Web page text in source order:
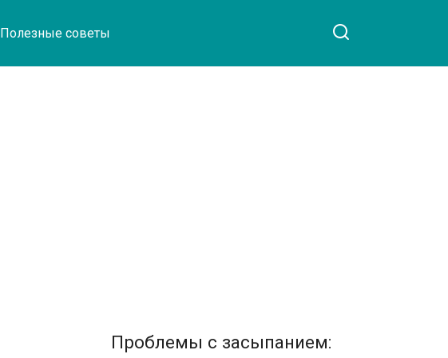
Полезные советы
Проблемы с засыпанием: